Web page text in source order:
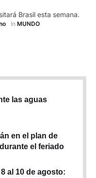
Brasil esta semana.
In MUNDO
las aguas
en el plan de
el feriado
al 10 de agosto: